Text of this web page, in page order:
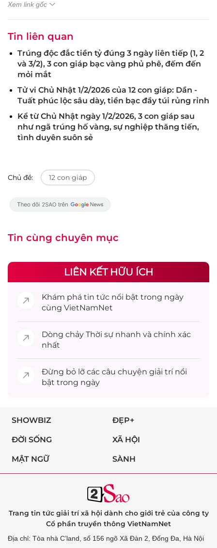
Xem link gốc
Tin liên quan
Trúng độc đắc tiền tỷ đúng 3 ngày liên tiếp (1, 2
và 3/2), 3 con giáp bạc vàng phủ phê, đếm đến
mỏi mắt
Tử vi Chủ Nhật 1/2/2026 của 12 con giáp: Dần -
Tuất phúc lộc sâu dày, tiền bạc đầy túi rủng rỉnh
Kể từ Chủ Nhật ngày 1/2/2026, 3 con giáp sau
như ngã trúng hố vàng, sự nghiệp thăng tiến,
tình duyên suôn sẻ
Chủ đề: 12 con giáp
Tin cùng chuyên mục
LIÊN KẾT HỮU ÍCH
Khám phá tin tức nổi bật trong ngày
cùng VietNamNet
Dòng chảy Thời sự nhanh và chính xác
nhất
Đừng bỏ lỡ các câu chuyện giải trínổi
bật trong ngày
SHOWBIZ ĐẸP+
ĐỜI SỐNG XÃ HỘI
MẬT NGỮ SÀNH
Trang tin tức giải trí xã hội dành cho giới trẻ của công ty
Cổ phần truyền thông VietNamNet
Địa chỉ: Tòa nhà C’land, số 156 ngõ Xã Đàn 2, Đống Đa, Hà Nội